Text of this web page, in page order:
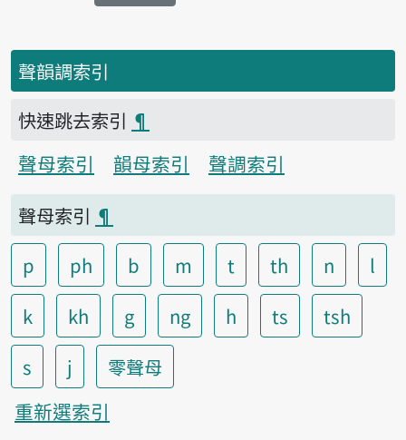
聲韻調索引
快速跳去索引 ¶
聲母索引
韻母索引
聲調索引
聲母索引 ¶
p
ph b m t th n
l
k
kh g ng h ts
tsh
s
j
零聲母
重新選索引